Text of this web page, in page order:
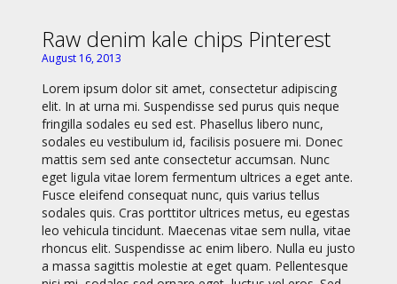
Raw denim kale chips Pinterest
August 16, 2013
Lorem ipsum dolor sit amet, consectetur adipiscing
elit. In at urna mi. Suspendisse sed purus quis neque
fringilla sodales eu sed est. Phasellus libero nunc,
sodales eu vestibulum id, facilisis posuere mi. Donec
mattis sem sed ante consectetur accumsan. Nunc
eget ligula vitae lorem fermentum ultrices a eget ante.
Fusce eleifend consequat nunc, quis varius tellus
sodales quis. Cras porttitor ultrices metus, eu egestas
leo vehicula tincidunt. Maecenas vitae sem nulla, vitae
rhoncus elit. Suspendisse ac enim libero. Nulla eu justo
a massa sagittis molestie at eget quam. Pellentesque